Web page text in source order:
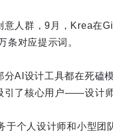
意人群，9月，Krea在
条对应提示词。
分AI设计工具都在死
引了核心用户——设计师
于个人设计师和小型